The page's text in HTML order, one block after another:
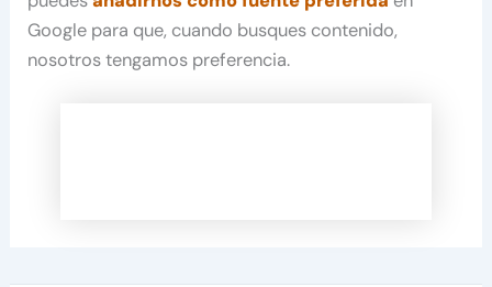
Google para que, cuando busques contenido,
nosotros tengamos preferencia.